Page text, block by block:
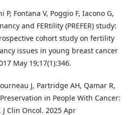
Fontana V, Poggio F, Iacono G,
and FERtility (PREFER) study:
cohort study on fertility
issues in young breast cancer
May 19;17(1):346.
J, Partridge AH, Qamar R,
in People With Cancer:
Clin Oncol. 2025 Apr